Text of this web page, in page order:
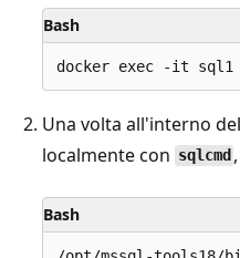
Bash
Una volta all'interno
localmente con sqlcmd
Bash